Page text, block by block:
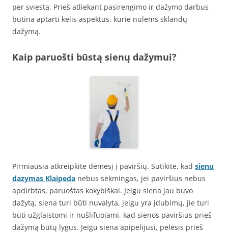
per sviestą. Prieš atliekant pasirengimo ir dažymo darbus
būtina aptarti kelis aspektus, kurie nulems sklandų
dažymą.
Kaip paruošti būstą sienų dažymui?
Pirmiausia atkreipkite dėmesį į paviršių. Sutikite, kad sienu
dazymas Klaipeda nebus sėkmingas, jei paviršius nebus
apdirbtas, paruoštas kokybiškai. Jeigu siena jau buvo
dažytą, siena turi būti nuvalyta, jeigu yra įdubimų, jie turi
būti užglaistomi ir nušlifuojami, kad sienos paviršius prieš
dažymą būtų lygus. Jeigu siena apipelijusi, pelėsis prieš